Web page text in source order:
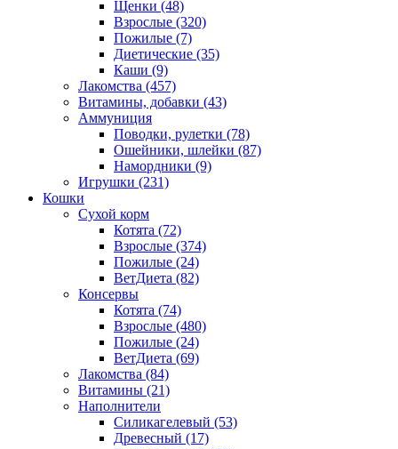
Щенки (48)
Взрослые (320)
Пожилые (7)
Диетические (35)
Каши (9)
Лакомства (457)
Витамины, добавки (43)
Аммуниция
Поводки, рулетки (78)
Ошейники, шлейки (87)
Намордники (9)
Игрушки (231)
Кошки
Сухой корм
Котята (72)
Взрослые (374)
Пожилые (24)
ВетДиета (82)
Консервы
Котята (74)
Взрослые (480)
Пожилые (24)
ВетДиета (69)
Лакомства (84)
Витамины (21)
Наполнители
Силикагелевый (53)
Древесный (17)